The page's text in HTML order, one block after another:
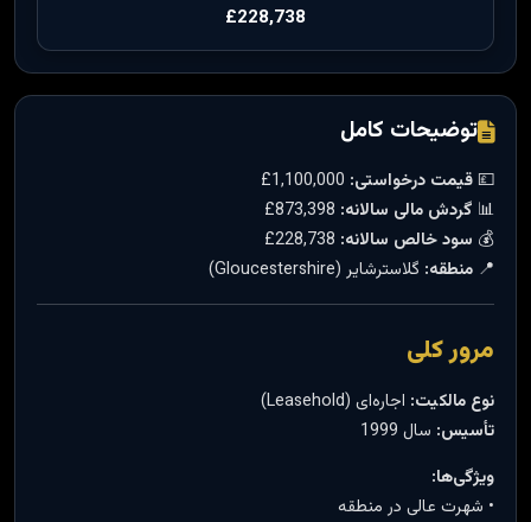
£228,738
توضیحات کامل
💷 قیمت درخواستی:
📊 گردش مالی سالانه:
💰 سود خالص سالانه:
📍 منطقه: گلاسترشایر (Gloucestershire)
مرور کلی
نوع مالکیت: اجاره‌ای (Leasehold)
تأسیس: سال 1999
ویژگی‌ها:
• شهرت عالی در منطقه